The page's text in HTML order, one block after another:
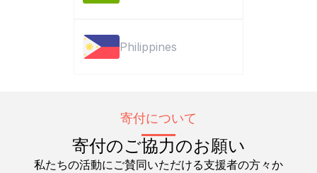
Philippines
寄付について
寄付のご協力のお願い
私たちの活動にご賛同いただける支援者の方々か